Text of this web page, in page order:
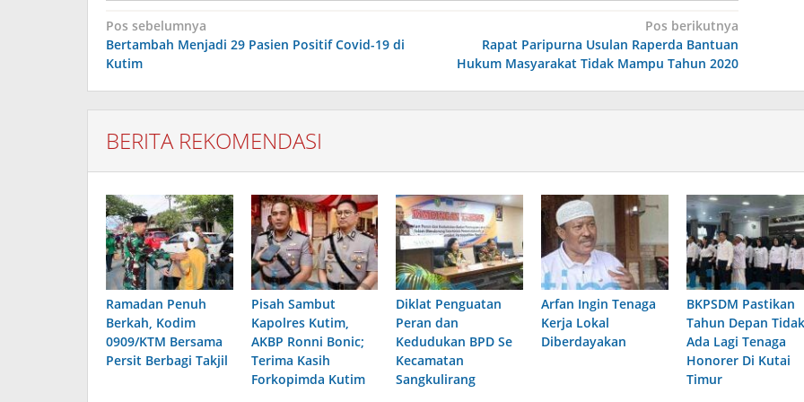
Navigasi
pos
Pos sebelumnya
Bertambah Menjadi 29 Pasien Positif Covid-19 di
Kutim
Pos berikutnya
Rapat Paripurna Usulan Raperda Bantuan
Hukum Masyarakat Tidak Mampu Tahun 2020
BERITA REKOMENDASI
Ramadan Penuh
Berkah, Kodim
0909/KTM Bersama
Persit Berbagi Takjil
Pisah Sambut
Kapolres Kutim,
AKBP Ronni Bonic;
Terima Kasih
Forkopimda Kutim
Diklat Penguatan
Peran dan
Kedudukan BPD Se
Kecamatan
Sangkulirang
Arfan Ingin Tenaga
Kerja Lokal
Diberdayakan
BKPSDM Pastikan
Tahun Depan Tidak
Ada Lagi Tenaga
Honorer Di Kutai
Timur